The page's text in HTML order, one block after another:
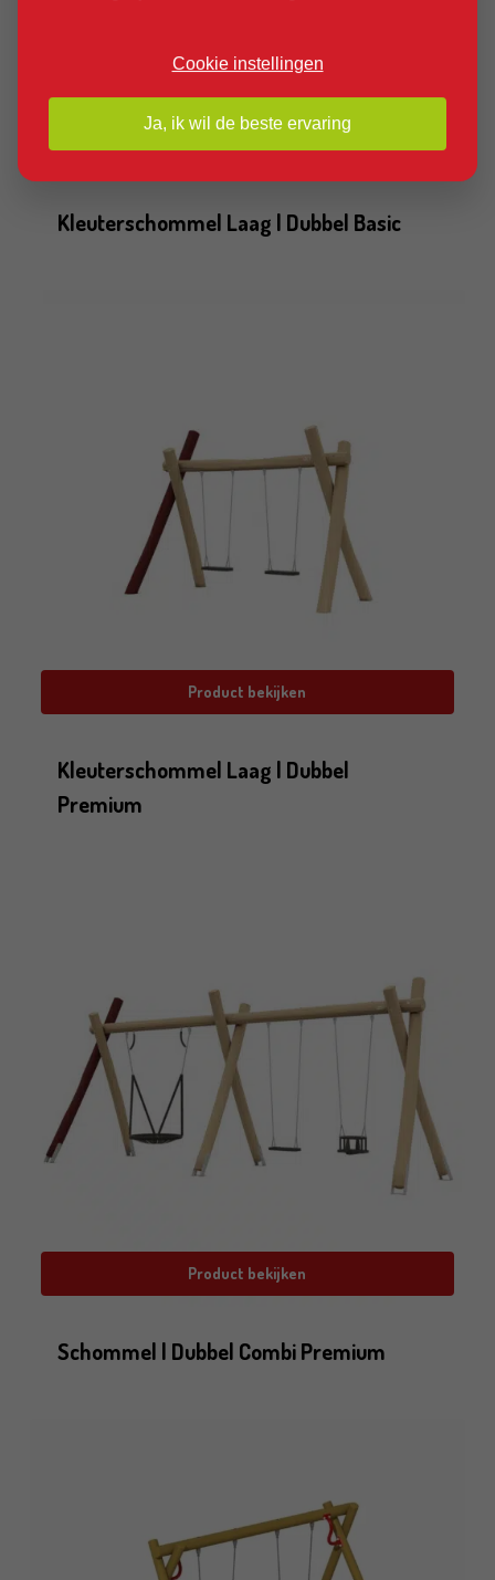
Kleuterschommel Laag | Dubbel Basic
Product bekijken
Kleuterschommel Laag | Dubbel
Premium
Product bekijken
Schommel | Dubbel Combi Premium
Cookie instellingen
Ja, ik wil de beste ervaring